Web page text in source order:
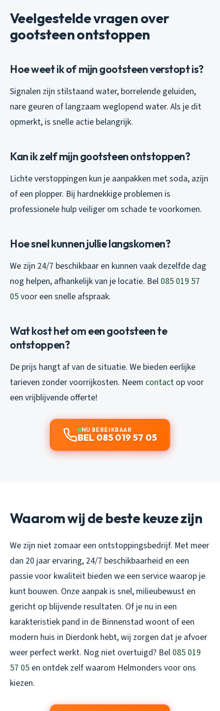
Veelgestelde vragen over
gootsteen ontstoppen
Hoe weet ik of mijn gootsteen verstopt is?
Signalen zijn stilstaand water, borrelende geluiden,
nare geuren of langzaam weglopend water. Als je dit
opmerkt, is snelle actie belangrijk.
Kan ik zelf mijn gootsteen ontstoppen?
Lichte verstoppingen kun je aanpakken met soda, azijn
of een plopper. Bij hardnekkige problemen is
professionele hulp veiliger om schade te voorkomen.
Hoe snel kunnen jullie langskomen?
We zijn 24/7 beschikbaar en kunnen vaak dezelfde dag
nog helpen, afhankelijk van je locatie. Bel 085 019 57
05voor een snelle afspraak.
Wat kost het om een gootsteen te
ontstoppen?
De prijs hangt af van de situatie. We bieden eerlijke
tarieven zonder voorrijkosten. Neem contact op voor
een vrijblijvende offerte!
NU BEREIKBAAR
BEL 085 019 57 05
Waarom wij de beste keuze zijn
We zijn niet zomaar een ontstoppingsbedrijf. Met meer
dan 20 jaar ervaring, 24/7 beschikbaarheid en een
passie voor kwaliteit bieden we een service waarop je
kunt bouwen. Onze aanpak is snel, milieubewust en
gericht op blijvende resultaten. Of je nu in een
karakteristiek pand in de Binnenstad woont of een
modern huis in Dierdonk hebt, wij zorgen dat je afvoer
weer perfect werkt. Nog niet overtuigd? Bel 085 019
57 05 en ontdek zelf waarom Helmonders voor ons
kiezen.